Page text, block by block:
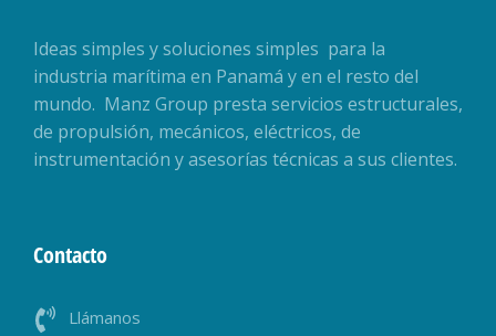
Ideas simples y soluciones simples para la
industria marítima en Panamá y en el resto del
mundo. Manz Group presta servicios estructurales,
de propulsión, mecánicos, eléctricos, de
instrumentación y asesorías técnicas a sus clientes.
Contacto
Llámanos